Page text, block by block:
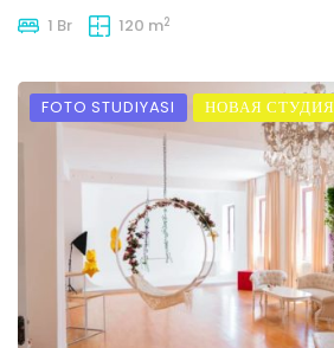
1 Br 120 m2
FOTO STUDIYASI НОВАЯ СТУДИЯ